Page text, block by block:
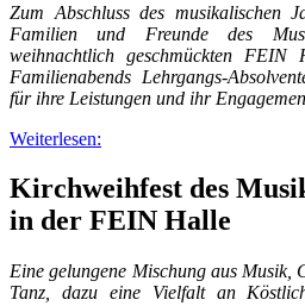
Zum Abschluss des musikalischen
Familien und Freunde des
weihnachtlich geschmückten
Familienabends Lehrgangs-
für ihre Leistungen und ihr
Weiterlesen:
Kirchweihfest des
in der FEIN Halle
Eine gelungene Mischung aus Musik,
Tanz, dazu eine Vielfalt an